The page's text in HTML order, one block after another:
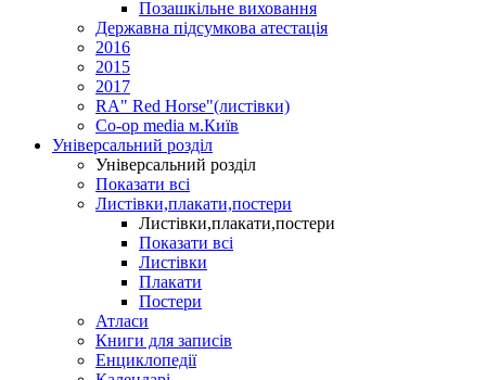
Позашкільне виховання
Державна підсумкова атестація
2016
2015
2017
RA" Red Horse"(листівки)
Co-op media м.Київ
Універсальний розділ
Універсальний розділ
Показати всі
Листівки,плакати,постери
Листівки,плакати,постери
Показати всі
Листівки
Плакати
Постери
Атласи
Книги для записів
Енциклопедії